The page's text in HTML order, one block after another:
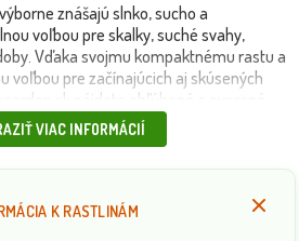
znášajú slnko, sucho a
voľbou pre skalky, suché svahy,
Vďaka svojmu kompaktnému rastu a
voľbou pre začínajúcich aj skúsených
nájdete obľúbené a overené
– sukulentná rastlina s výbornou
(Sempervivum)– tzv. netrpké ružice,
ibérka (Iberis)– bielo kvitnúca skalnička,
– pôdopokryvná rastlina s
VIAC INFORMÁCIÍ
K RASTLINÁM